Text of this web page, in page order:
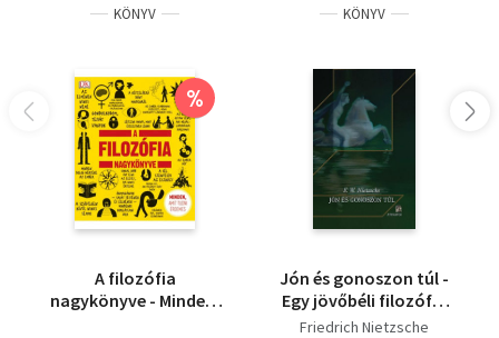
KÖNYV
%
A filozófia
nagykönyve - Minden,
KÖNYV
Jón és gonoszon túl -
Egy jövőbéli filozófia
előjátéka
Friedrich Nietzsche